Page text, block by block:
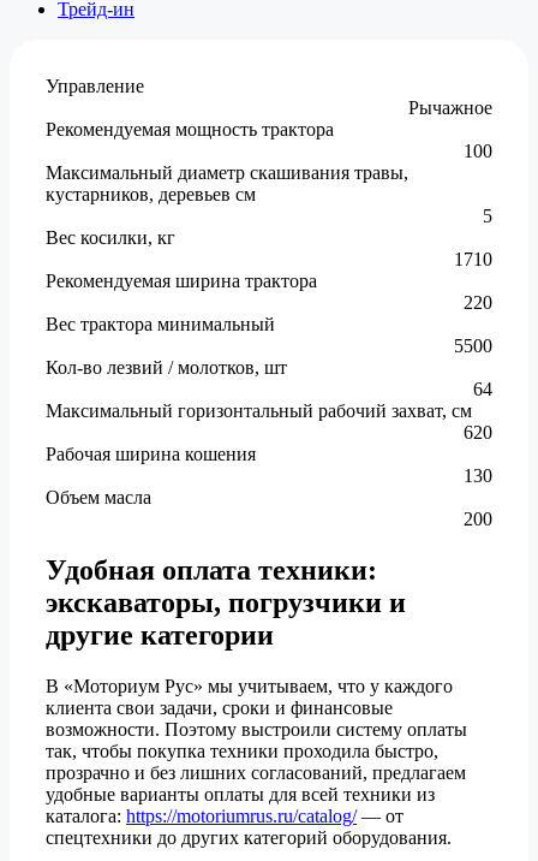
Трейд-ин
Управление
Рычажное
Рекомендуемая мощность трактора
100
Максимальный диаметр скашивания травы,
кустарников, деревьев см
5
Вес косилки, кг
1710
Рекомендуемая ширина трактора
220
Вес трактора минимальный
5500
Кол-во лезвий / молотков, шт
64
Максимальный горизонтальный рабочий захват, см
620
Рабочая ширина кошения
130
Объем масла
200
Удобная оплата техники:
экскаваторы, погрузчики и
другие категории
В «Моториум Рус» мы учитываем, что у каждого
клиента свои задачи, сроки и финансовые
возможности. Поэтому выстроили систему оплаты
так, чтобы покупка техники проходила быстро,
прозрачно и без лишних согласований, предлагаем
удобные варианты оплаты для всей техники из
каталога: https://motoriumrus.ru/catalog/— от
спецтехники до других категорий оборудования.